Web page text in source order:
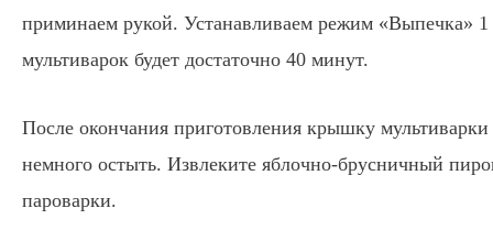
приминаем рукой. Устанавливаем режим «Выпечка»
мультиварок будет достаточно 40 минут.
После окончания приготовления крышку
немного остыть. Извлеките яблочно-брусничный
пароварки.